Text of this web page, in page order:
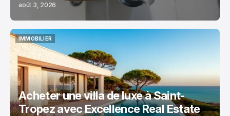
août 3, 2026
IMMOBILIER
IMMOBILIER
Acheter une villa de luxe à Saint-
Tropez avec Excellence Real Estate